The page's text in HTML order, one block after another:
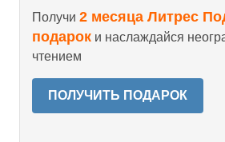
Получи 2 месяца Литрес
подарок и наслаждайся
чтением
ПОЛУЧИТЬ ПОДАРОК